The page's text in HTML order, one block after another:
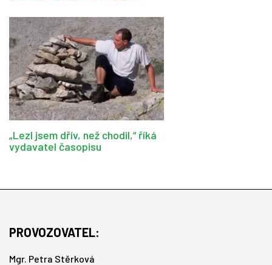
„Lezl jsem dřív, než chodil,“ říká
vydavatel časopisu
PROVOZOVATEL:
Mgr. Petra Stěrková